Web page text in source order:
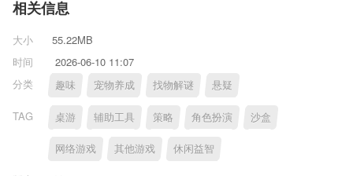
相关信息
大小
55.22MB
时间
2026-06-10 11:07
分类
趣味 宠物养成 找物解谜 悬疑
TAG 桌游 辅助工具 策略 角色扮演 沙盒
网络游戏 其他游戏 休闲益智